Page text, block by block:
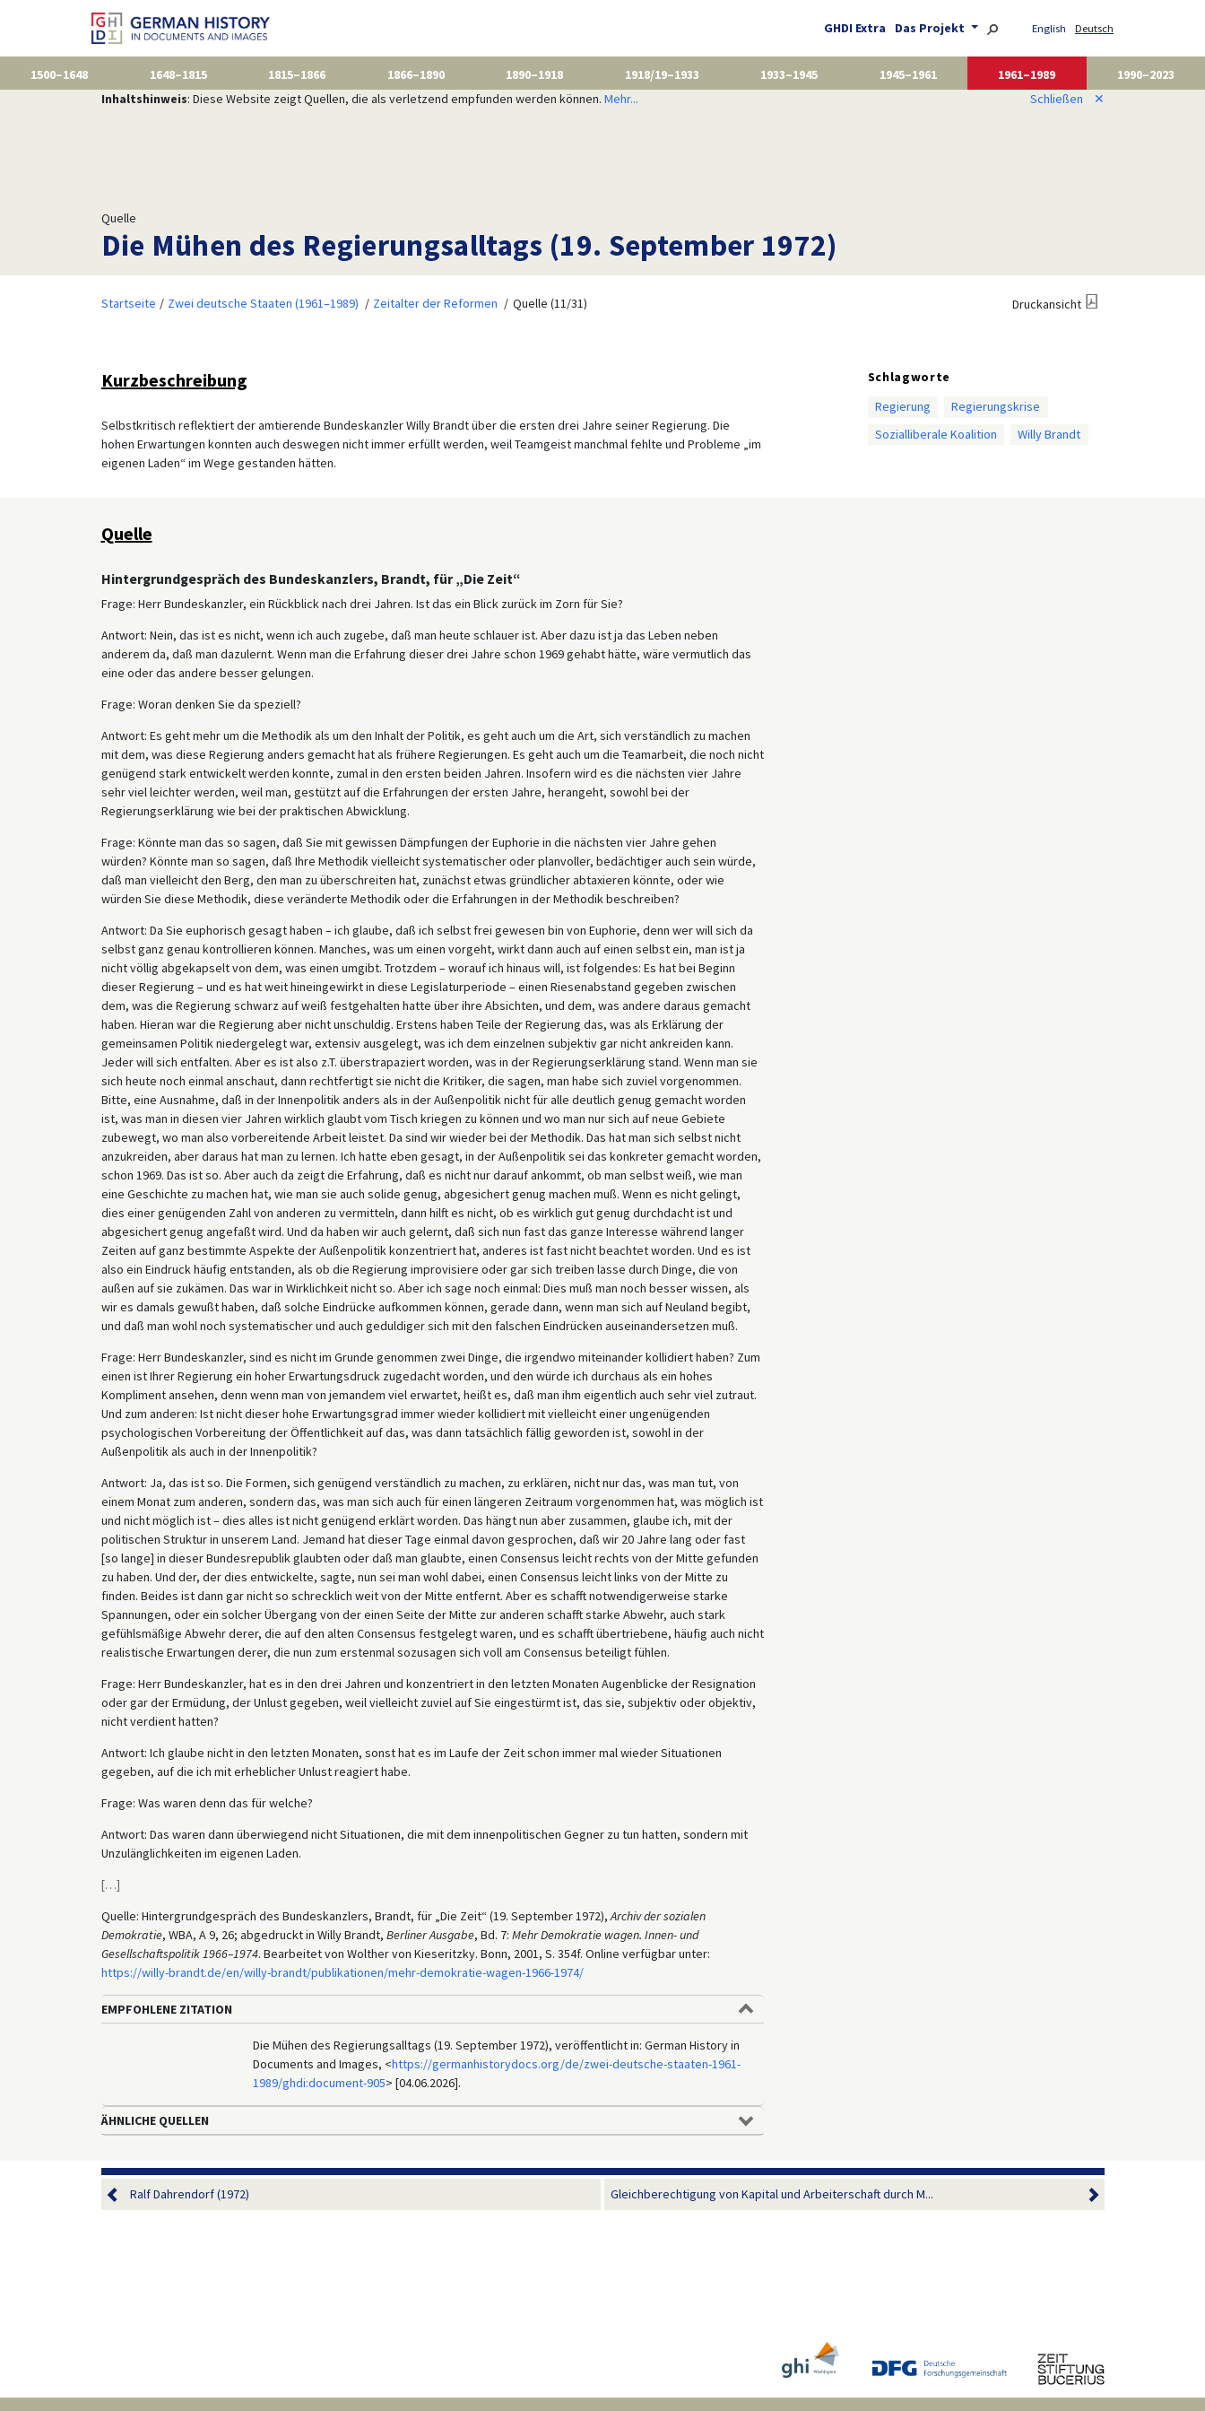
GHDI Extra Das Projekt English Deutsch
1500–1648 1648–1815 1815–1866 1866–1890 1890–1918 1918/19–1933 1933–1945 1945–1961 1961–1989
1990–2023
Inhaltshinweis: Diese Website zeigt Quellen, die als verletzend empfunden werden können. Mehr... Schließen ✕
Quelle
Die Mühen des Regierungsalltags (19. September 1972)
Startseite Zwei deutsche Staaten (1961–1989) Zeitalter der Reformen Quelle (11/31) Druckansicht
Kurzbeschreibung
Selbstkritisch reflektiert der amtierende Bundeskanzler Willy Brandt über die ersten drei Jahre seiner Regierung. Die
hohen Erwartungen konnten auch deswegen nicht immer erfüllt werden, weil Teamgeist manchmal fehlte und Probleme „im
eigenen Laden“ im Wege gestanden hätten.
Schlagworte
Regierung
Regierungskrise
Sozialliberale Koalition
Willy Brandt
Quelle
Hintergrundgespräch des Bundeskanzlers, Brandt, für „Die Zeit“
Frage: Herr Bundeskanzler, ein Rückblick nach drei Jahren. Ist das ein Blick zurück im Zorn für Sie?
Antwort: Nein, das ist es nicht, wenn ich auch zugebe, daß man heute schlauer ist. Aber dazu ist ja das Leben neben
anderem da, daß man dazulernt. Wenn man die Erfahrung dieser drei Jahre schon 1969 gehabt hätte, wäre vermutlich das
eine oder das andere besser gelungen.
Frage: Woran denken Sie da speziell?
Antwort: Es geht mehr um die Methodik als um den Inhalt der Politik, es geht auch um die Art, sich verständlich zu machen
mit dem, was diese Regierung anders gemacht hat als frühere Regierungen. Es geht auch um die Teamarbeit, die noch nicht
genügend stark entwickelt werden konnte, zumal in den ersten beiden Jahren. Insofern wird es die nächsten vier Jahre
sehr viel leichter werden, weil man, gestützt auf die Erfahrungen der ersten Jahre, herangeht, sowohl bei der
Regierungserklärung wie bei der praktischen Abwicklung.
Frage: Könnte man das so sagen, daß Sie mit gewissen Dämpfungen der Euphorie in die nächsten vier Jahre gehen
würden? Könnte man so sagen, daß Ihre Methodik vielleicht systematischer oder planvoller, bedächtiger auch sein würde,
daß man vielleicht den Berg, den man zu überschreiten hat, zunächst etwas gründlicher abtaxieren könnte, oder wie
würden Sie diese Methodik, diese veränderte Methodik oder die Erfahrungen in der Methodik beschreiben?
Antwort: Da Sie euphorisch gesagt haben – ich glaube, daß ich selbst frei gewesen bin von Euphorie, denn wer will sich da
selbst ganz genau kontrollieren können. Manches, was um einen vorgeht, wirkt dann auch auf einen selbst ein, man ist ja
nicht völlig abgekapselt von dem, was einen umgibt. Trotzdem – worauf ich hinaus will, ist folgendes: Es hat bei Beginn
dieser Regierung – und es hat weit hineingewirkt in diese Legislaturperiode – einen Riesenabstand gegeben zwischen
dem, was die Regierung schwarz auf weiß festgehalten hatte über ihre Absichten, und dem, was andere daraus gemacht
haben. Hieran war die Regierung aber nicht unschuldig. Erstens haben Teile der Regierung das, was als Erklärung der
gemeinsamen Politik niedergelegt war, extensiv ausgelegt, was ich dem einzelnen subjektiv gar nicht ankreiden kann.
Jeder will sich entfalten. Aber es ist also z.T. überstrapaziert worden, was in der Regierungserklärung stand. Wenn man sie
sich heute noch einmal anschaut, dann rechtfertigt sie nicht die Kritiker, die sagen, man habe sich zuviel vorgenommen.
Bitte, eine Ausnahme, daß in der Innenpolitik anders als in der Außenpolitik nicht für alle deutlich genug gemacht worden
ist, was man in diesen vier Jahren wirklich glaubt vom Tisch kriegen zu können und wo man nur sich auf neue Gebiete
zubewegt, wo man also vorbereitende Arbeit leistet. Da sind wir wieder bei der Methodik. Das hat man sich selbst nicht
anzukreiden, aber daraus hat man zu lernen. Ich hatte eben gesagt, in der Außenpolitik sei das konkreter gemacht worden,
schon 1969. Das ist so. Aber auch da zeigt die Erfahrung, daß es nicht nur darauf ankommt, ob man selbst weiß, wie man
eine Geschichte zu machen hat, wie man sie auch solide genug, abgesichert genug machen muß. Wenn es nicht gelingt,
dies einer genügenden Zahl von anderen zu vermitteln, dann hilft es nicht, ob es wirklich gut genug durchdacht ist und
abgesichert genug angefaßt wird. Und da haben wir auch gelernt, daß sich nun fast das ganze Interesse während langer
Zeiten auf ganz bestimmte Aspekte der Außenpolitik konzentriert hat, anderes ist fast nicht beachtet worden. Und es ist
also ein Eindruck häufig entstanden, als ob die Regierung improvisiere oder gar sich treiben lasse durch Dinge, die von
außen auf sie zukämen. Das war in Wirklichkeit nicht so. Aber ich sage noch einmal: Dies muß man noch besser wissen, als
wir es damals gewußt haben, daß solche Eindrücke aufkommen können, gerade dann, wenn man sich auf Neuland begibt,
und daß man wohl noch systematischer und auch geduldiger sich mit den falschen Eindrücken auseinandersetzen muß.
Frage: Herr Bundeskanzler, sind es nicht im Grunde genommen zwei Dinge, die irgendwo miteinander kollidiert haben? Zum
einen ist Ihrer Regierung ein hoher Erwartungsdruck zugedacht worden, und den würde ich durchaus als ein hohes
Kompliment ansehen, denn wenn man von jemandem viel erwartet, heißt es, daß man ihm eigentlich auch sehr viel zutraut.
Und zum anderen: Ist nicht dieser hohe Erwartungsgrad immer wieder kollidiert mit vielleicht einer ungenügenden
psychologischen Vorbereitung der Öffentlichkeit auf das, was dann tatsächlich fällig geworden ist, sowohl in der
Außenpolitik als auch in der Innenpolitik?
Antwort: Ja, das ist so. Die Formen, sich genügend verständlich zu machen, zu erklären, nicht nur das, was man tut, von
einem Monat zum anderen, sondern das, was man sich auch für einen längeren Zeitraum vorgenommen hat, was möglich ist
und nicht möglich ist – dies alles ist nicht genügend erklärt worden. Das hängt nun aber zusammen, glaube ich, mit der
politischen Struktur in unserem Land. Jemand hat dieser Tage einmal davon gesprochen, daß wir 20 Jahre lang oder fast
[so lange] in dieser Bundesrepublik glaubten oder daß man glaubte, einen Consensus leicht rechts von der Mitte gefunden
zu haben. Und der, der dies entwickelte, sagte, nun sei man wohl dabei, einen Consensus leicht links von der Mitte zu
finden. Beides ist dann gar nicht so schrecklich weit von der Mitte entfernt. Aber es schafft notwendigerweise starke
Spannungen, oder ein solcher Übergang von der einen Seite der Mitte zur anderen schafft starke Abwehr, auch stark
gefühlsmäßige Abwehr derer, die auf den alten Consensus festgelegt waren, und es schafft übertriebene, häufig auch nicht
realistische Erwartungen derer, die nun zum erstenmal sozusagen sich voll am Consensus beteiligt fühlen.
Frage: Herr Bundeskanzler, hat es in den drei Jahren und konzentriert in den letzten Monaten Augenblicke der Resignation
oder gar der Ermüdung, der Unlust gegeben, weil vielleicht zuviel auf Sie eingestürmt ist, das sie, subjektiv oder objektiv,
nicht verdient hatten?
Antwort: Ich glaube nicht in den letzten Monaten, sonst hat es im Laufe der Zeit schon immer mal wieder Situationen
gegeben, auf die ich mit erheblicher Unlust reagiert habe.
Frage: Was waren denn das für welche?
Antwort: Das waren dann überwiegend nicht Situationen, die mit dem innenpolitischen Gegner zu tun hatten, sondern mit
Unzulänglichkeiten im eigenen Laden.
[…]
Quelle: Hintergrundgespräch des Bundeskanzlers, Brandt, für „Die Zeit“ (19. September 1972),Archiv der sozialen
Demokratie, WBA, A 9, 26; abgedruckt in Willy Brandt, Berliner Ausgabe, Bd. 7: Mehr Demokratie wagen. Innen- und
Gesellschaftspolitik 1966–1974. Bearbeitet von Wolther von Kieseritzky. Bonn, 2001, S. 354f. Online verfügbar unter:
https://willy-brandt.de/en/willy-brandt/publikationen/mehr-demokratie-wagen-1966-1974/
EMPFOHLENE ZITATION
Die Mühen des Regierungsalltags (19. September 1972), veröffentlicht in: German History in
Documents and Images, <https://germanhistorydocs.org/de/zwei-deutsche-staaten-1961-
1989/ghdi:document-905> [04.06.2026].
ÄHNLICHE QUELLEN
Ralf Dahrendorf (1972) Gleichberechtigung von Kapital und Arbeiterschaft durch M...